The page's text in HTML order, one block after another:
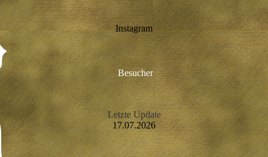
Instagram
Besucher
Letzte Update
17.07.2026